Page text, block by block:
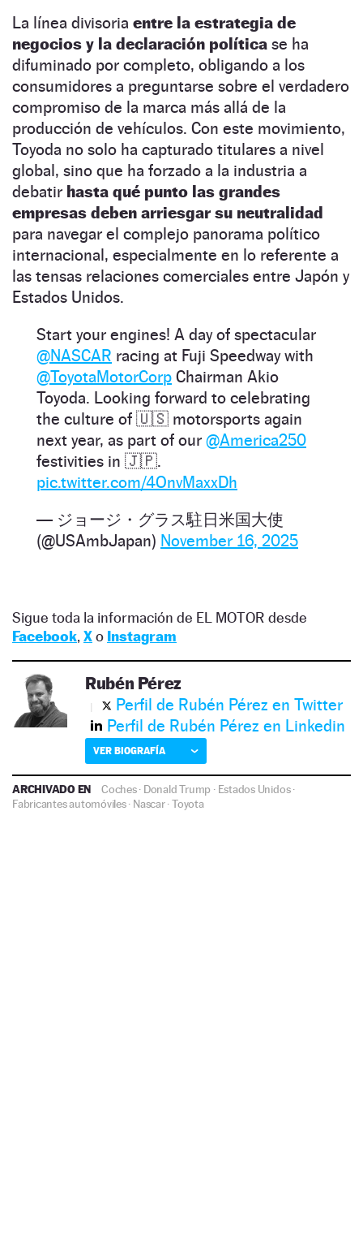
La línea divisoria entre la estrategia de
negocios y la declaración política se ha
difuminado por completo, obligando a los
consumidores a preguntarse sobre el verdadero
compromiso de la marca más allá de la
producción de vehículos. Con este movimiento,
Toyoda no solo ha capturado titulares a nivel
global, sino que ha forzado a la industria a
debatir hasta qué punto las grandes
empresas deben arriesgar su neutralidad
para navegar el complejo panorama político
internacional, especialmente en lo referente a
las tensas relaciones comerciales entre Japón y
Estados Unidos.
Start your engines! A day of spectacular
@NASCAR racing at Fuji Speedway with
@ToyotaMotorCorp Chairman Akio
Toyoda. Looking forward to celebrating
the culture of 🇺🇸 motorsports again
next year, as part of our @America250
festivities in 🇯🇵.
pic.twitter.com/4OnvMaxxDh
— ジョージ・グラス駐日米国大使
(@USAmbJapan) November 16, 2025
Sigue toda la información de EL MOTOR desde
Facebook, Xo Instagram
Rubén Pérez
Perfil de Rubén Pérez en Twitter
Perfil de Rubén Pérez en Linkedin
VER BIOGRAFÍA
ARCHIVADO EN Coches· Donald Trump · Estados Unidos·
Fabricantes automóviles· Nascar·Toyota